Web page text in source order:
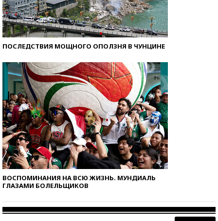
ПОСЛЕДСТВИЯ МОЩНОГО ОПОЛЗНЯ В ЧУНЦИНЕ
ВОСПОМИНАНИЯ НА ВСЮ ЖИЗНЬ. МУНДИАЛЬ
ГЛАЗАМИ БОЛЕЛЬЩИКОВ